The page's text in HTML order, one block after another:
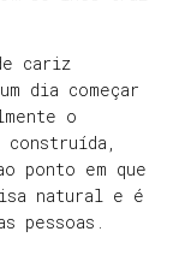
cariz
dia começar
o
construída,
ponto em que
natural e é
pessoas.